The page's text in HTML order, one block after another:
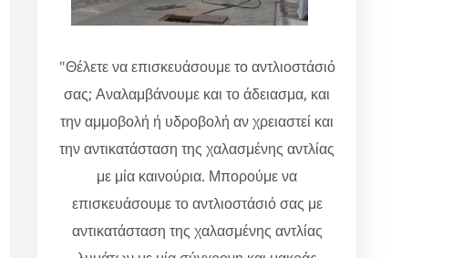
"Θέλετε να επισκευάσουμε το αντλιοστάσιό
σας; Αναλαμβάνουμε και το άδειασμα, και
την αμμοβολή ή υδροβολή αν χρειαστεί και
την αντικατάσταση της χαλασμένης αντλίας
με μία καινούρια. Μπορούμε να
επισκευάσουμε το αντλιοστάσιό σας με
αντικατάσταση της χαλασμένης αντλίας